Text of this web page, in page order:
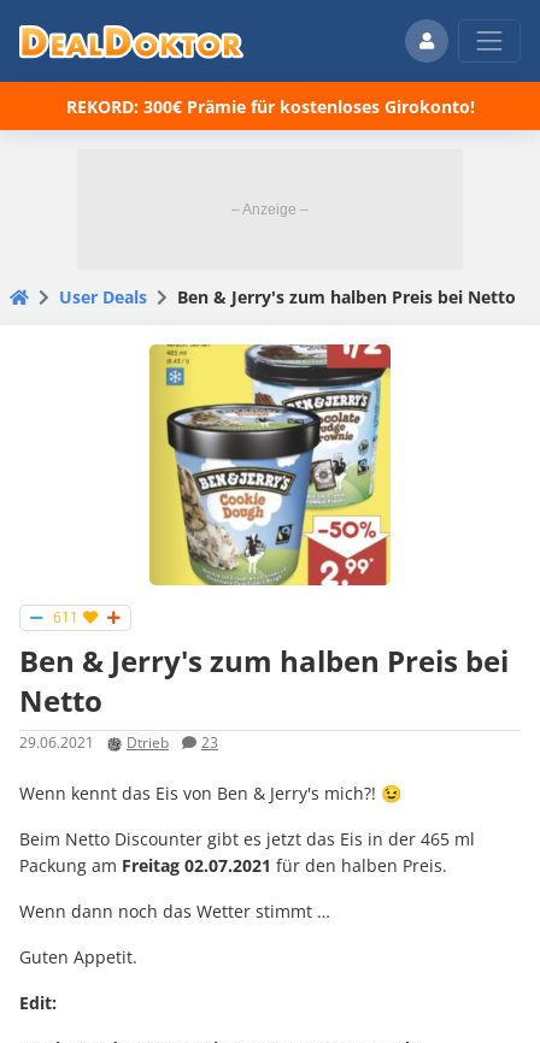
REKORD: 300€ Prämie für kostenloses Girokonto!
User Deals Ben & Jerry's zum halben Preis bei Netto
611
Ben & Jerry's zum halben Preis bei
Netto
29.06.2021 Dtrieb 23
Wenn kennt das Eis von Ben & Jerry's mich?! 😉
Beim Netto Discounter gibt es jetzt das Eis in der 465 ml
Packung am Freitag 02.07.2021 für den halben Preis.
Wenn dann noch das Wetter stimmt …
Guten Appetit.
Edit: